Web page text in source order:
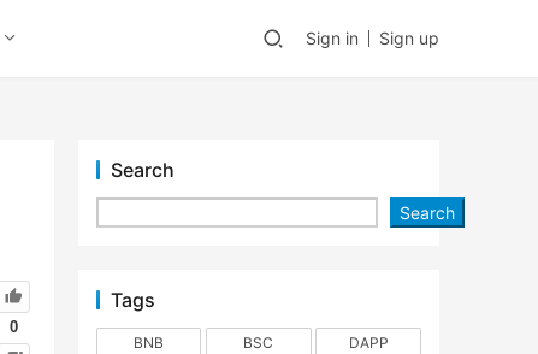
Sign in Sign up
0
Search
Search
Tags
BNB BSC
DAPP